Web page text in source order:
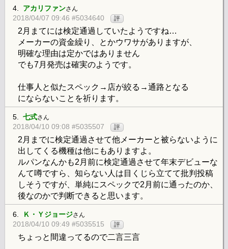
4. アカリファンさん
2018/04/07 09:46 #5034640 評
2月まてには検定通過していたようですね…
メーカーの資金繰り、とかウワサがありますが、
明確な理由は定かではありません
でも7月発売は確実のようです。
仕事人と似たスペック→店が絞る→通路となる
にならないことを祈ります。
5. 七式さん
2018/04/10 09:08 #5035507 評
2月までに検定通過させて他メーカーと被らないように
出してくる機種は他にもありますよ。
ルパンなんかも2月前に検定通過させて年末デビューな
んて噂ですら、知らない人は目くじら立てて批判投稿
しそうですが、単純にスペックで2月前に通ったのか、
後なのかで判断できると思います。
6. Ｋ・Ｙジョージさん
2018/04/10 09:49 #5035515 評
ちょっと間違ってるので二言三言